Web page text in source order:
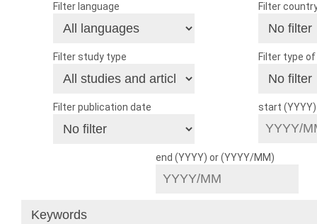
Filter language Filter
Filter study type Filter type
Filter publication date start
end (YYYY) or (YYYY/MM)